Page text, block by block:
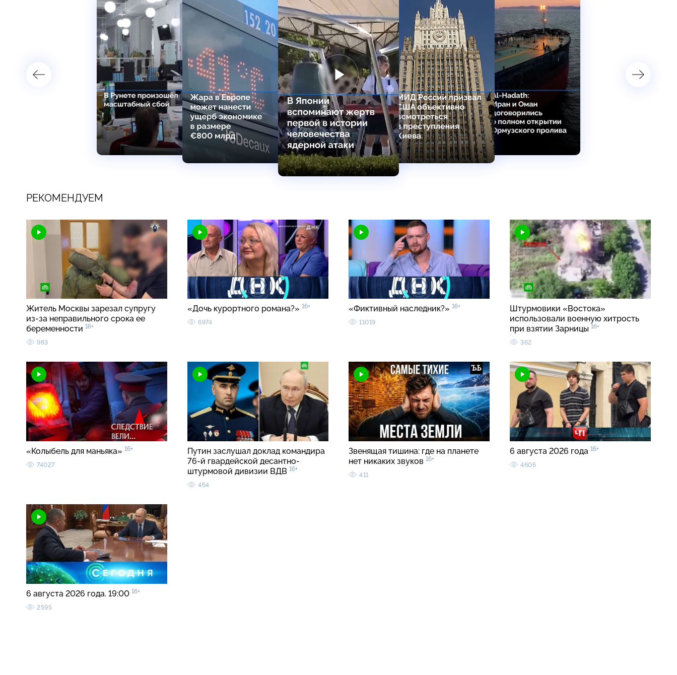
РЕКОМЕНДУЕМ
Житель Москвы зарезал супругу
из-за неправильного срока ее
беременности 16+
983
«Дочь курортного романа?» 16+
6974
«Фиктивный наследник?» 16+
11019
Штурмовики «Востока»
использовали военную хитрость
при взятии Зарницы 16+
362
«Колыбель для маньяка» 16+
74027
Путин заслушал доклад командира
76-й гвардейской десантно-
штурмовой дивизии ВДВ 16+
464
Звенящая тишина: где на планете
нет никаких звуков 16+
411
6 августа 2026 года 16+
4606
6 августа 2026 года. 19:00 16+
2595